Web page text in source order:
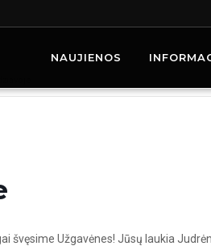
NAUJIENOS
švęsime Užgavėnes! Jūsų laukia